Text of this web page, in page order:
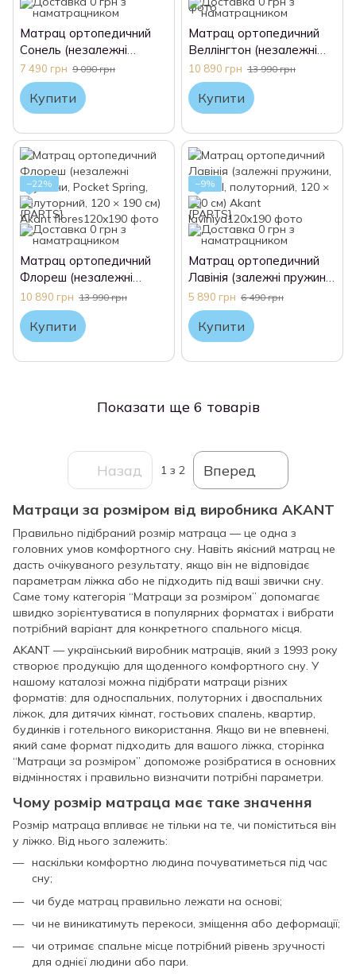
Матрац ортопедичний
Сонель (незалежні
пружини, Pocket Spring,
полуторний, 120 × 190
см) Akant
7 490 грн 9 090 грн
Купити
Матрац ортопедичний
Веллінгтон (незалежні
пружини, Pocket Spring,
полуторний, 120 × 190
см) Akant
10 890 грн 13 990 грн
Купити
−22%
Матрац ортопедичний
Флореш (незалежні
пружини, Pocket Spring,
полуторний, 120 × 190
см) Akant
10 890 грн 13 990 грн
Купити
−9%
Матрац ортопедичний
Лавінія (залежні пружини,
Bonnel, полуторний, 120 ×
190 см) Akant
5 890 грн 6 490 грн
Купити
Показати ще 6 товарів
Назад 1 з 2 Вперед
Матраци за розміром від виробника AKANT
Правильно підібраний розмір матраца — це одна з
головних умов комфортного сну. Навіть якісний матрац не
дасть очікуваного результату, якщо він не відповідає
параметрам ліжка або не підходить під ваші звички сну.
Саме тому категорія “Матраци за розміром” допомагає
швидко зорієнтуватися в популярних форматах і вибрати
потрібний варіант для конкретного спального місця.
AKANT — український виробник матраців, який з 1993 року
створює продукцію для щоденного комфортного сну. У
нашому каталозі можна підібрати матраци різних
форматів: для односпальних, полуторних і двоспальних
ліжок, для дитячих кімнат, гостьових спалень, квартир,
будинків і готельного використання. Якщо ви не впевнені,
який саме формат підходить для вашого ліжка, сторінка
“Матраци за розміром” допоможе розібратися в основних
відмінностях і правильно визначити потрібні параметри.
Чому розмір матраца має таке значення
Розмір матраца впливає не тільки на те, чи поміститься він
у ліжко. Від нього залежить:
наскільки комфортно людина почуватиметься під час
сну;
чи буде матрац правильно лежати на основі;
чи не виникатимуть перекоси, зміщення або деформації;
чи отримає спальне місце потрібний рівень зручності
для однієї людини або пари.